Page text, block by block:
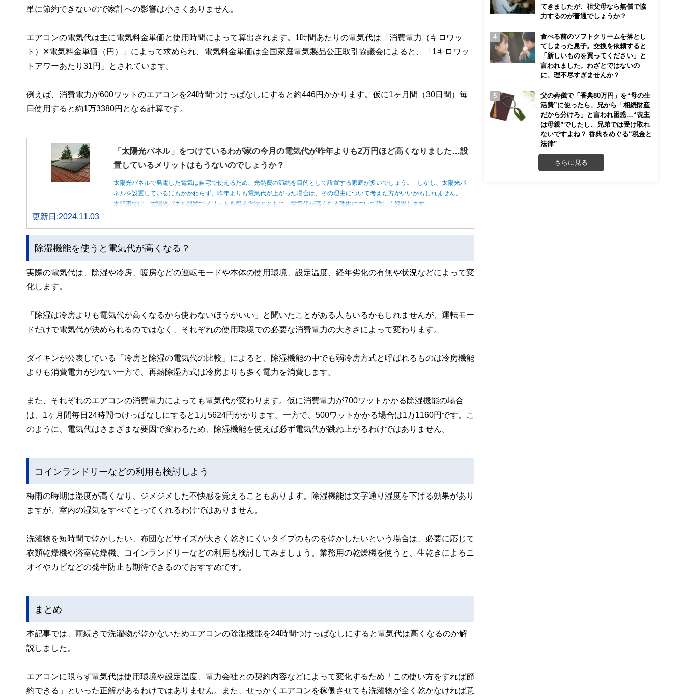
単に節約できないので家計への影響は小さくありません。
エアコンの電気代は主に電気料金単価と使用時間によって算出されます。1時間あたりの電気代は「消費電力（キロワッ
ト）✕電気料金単価（円）」によって求められ、電気料金単価は全国家庭電気製品公正取引協議会によると、「1キロワッ
トアワーあたり31円」とされています。
例えば、消費電力が600ワットのエアコンを24時間つけっぱなしにすると約446円かかります。仮に1ヶ月間（30日間）毎
日使用すると約1万3380円となる計算です。
「太陽光パネル」をつけているわが家の今月の電気代が昨年よりも2万円ほど高くなりました…設
置しているメリットはもうないのでしょうか？
太陽光パネルで発電した電気は自宅で使えるため、光熱費の節約を目的として設置する家庭が多いでしょう。 しかし、太陽光パ
ネルを設置しているにもかかわらず、昨年よりも電気代が上がった場合は、その理由について考えた方がいいかもしれません。
本記事では、太陽光パネル設置でメリットを得る方法とともに、電気代が高くなる理由について詳しく解説します。
更新日:2024.11.03
除湿機能を使うと電気代が高くなる？
実際の電気代は、除湿や冷房、暖房などの運転モードや本体の使用環境、設定温度、経年劣化の有無や状況などによって変
化します。
「除湿は冷房よりも電気代が高くなるから使わないほうがいい」と聞いたことがある人もいるかもしれませんが、運転モー
ドだけで電気代が決められるのではなく、それぞれの使用環境での必要な消費電力の大きさによって変わります。
ダイキンが公表している「冷房と除湿の電気代の比較」によると、除湿機能の中でも弱冷房方式と呼ばれるものは冷房機能
よりも消費電力が少ない一方で、再熱除湿方式は冷房よりも多く電力を消費します。
また、それぞれのエアコンの消費電力によっても電気代が変わります。仮に消費電力が700ワットかかる除湿機能の場合
は、1ヶ月間毎日24時間つけっぱなしにすると1万5624円かかります。一方で、500ワットかかる場合は1万1160円です。こ
のように、電気代はさまざまな要因で変わるため、除湿機能を使えば必ず電気代が跳ね上がるわけではありません。
コインランドリーなどの利用も検討しよう
梅雨の時期は湿度が高くなり、ジメジメした不快感を覚えることもあります。除湿機能は文字通り湿度を下げる効果があり
ますが、室内の湿気をすべてとってくれるわけではありません。
洗濯物を短時間で乾かしたい、布団などサイズが大きく乾きにくいタイプのものを乾かしたいという場合は、必要に応じて
衣類乾燥機や浴室乾燥機、コインランドリーなどの利用も検討してみましょう。業務用の乾燥機を使うと、生乾きによるニ
オイやカビなどの発生防止も期待できるのでおすすめです。
まとめ
本記事では、雨続きで洗濯物が乾かないためエアコンの除湿機能を24時間つけっぱなしにすると電気代は高くなるのか解
説しました。
エアコンに限らず電気代は使用環境や設定温度、電力会社との契約内容などによって変化するため「この使い方をすれば節
約できる」といった正解があるわけではありません。また、せっかくエアコンを稼働させても洗濯物が全く乾かなければ意
てきましたが、祖父母なら無償で協
力するのが普通でしょうか？
食べる前のソフトクリームを落とし
てしまった息子。交換を依頼すると
「新しいものを買ってください」と
言われました。わざとではないの
に、理不尽すぎませんか？
父の葬儀で「香典80万円」を“母の生
活費”に使ったら、兄から「相続財産
だから分けろ」と言われ困惑…“喪主
は母親”でしたし、兄弟では受け取れ
ないですよね？ 香典をめぐる“税金と
法律”
さらに見る